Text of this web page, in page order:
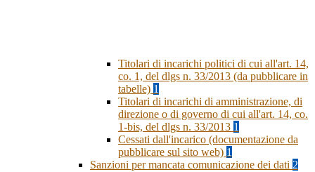
Titolari di incarichi politici di cui all'art. 14,
co. 1, del dlgs n. 33/2013 (da pubblicare in
tabelle) 1
Titolari di incarichi di amministrazione, di
direzione o di governo di cui all'art. 14, co.
1-bis, del dlgs n. 33/2013 1
Cessati dall'incarico (documentazione da
pubblicare sul sito web) 1
Sanzioni per mancata comunicazione dei dati 2